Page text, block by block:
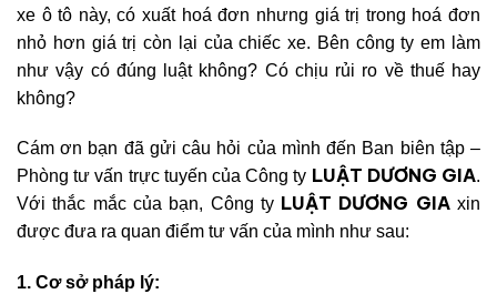
xe ô tô này, có xuất hoá đơn nhưng giá trị trong hoá đơn
nhỏ hơn giá trị còn lại của chiếc xe. Bên công ty em làm
như vậy có đúng luật không? Có chịu rủi ro về thuế hay
không?
Cám ơn bạn đã gửi câu hỏi của mình đến Ban biên tập –
Phòng tư vấn trực tuyến của Công ty LUẬT DƯƠNG GIA.
Với thắc mắc của bạn, Công ty LUẬT DƯƠNG GIAxin
được đưa ra quan điểm tư vấn của mình như sau:
1. Cơ sở pháp lý: